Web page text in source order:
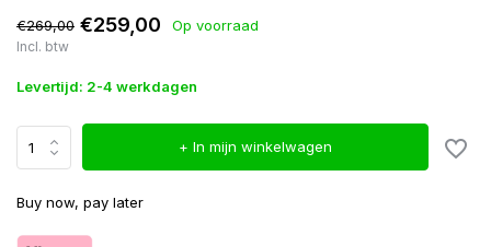
€269,00 €259,00 Op voorraad
Incl. btw
Levertijd: 2-4 werkdagen
+ In mijn winkelwagen
Buy now, pay later